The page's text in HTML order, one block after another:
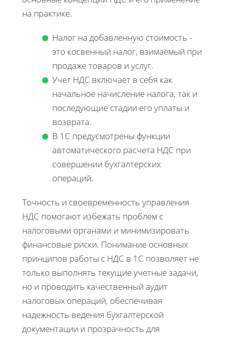
на практике.
Налог на добавленную стоимость -
это косвенный налог, взимаемый при
продаже товаров и услуг.
Учет НДС включает в себя как
начальное начисление налога, так и
последующие стадии его уплаты и
возврата.
В 1С предусмотрены функции
автоматического расчета НДС при
совершении бухгалтерских
операций.
Точность и своевременность управления
НДС помогают избежать проблем с
налоговыми органами и минимизировать
финансовые риски. Понимание основных
принципов работы с НДС в 1С позволяет не
только выполнять текущие учетные задачи,
но и проводить качественный аудит
налоговых операций, обеспечивая
надежность ведения бухгалтерской
документации и прозрачность для